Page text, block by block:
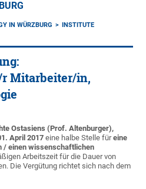
IN WÜRZBURG
INSTITUTE
Mitarbeiter/in,
Ostasiens (Prof. Altenburger),
April 2017 eine halbe Stelle füreine
/ einen wissenschaftlichen
Arbeitszeit für die Dauer von
Die Vergütung richtet sich nach dem